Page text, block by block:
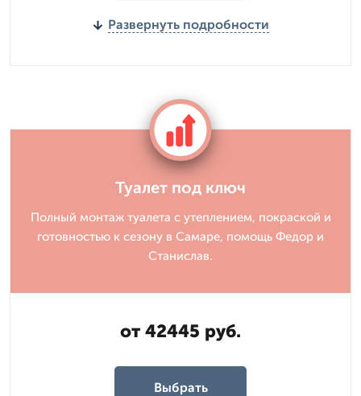
Развернуть подробности
Туалет под ключ
Полный монтаж туалета с утеплением, покраской и
готовностью к сезону в Самаре, помощь Федор и
Станислав.
от 42445 руб.
Выбрать